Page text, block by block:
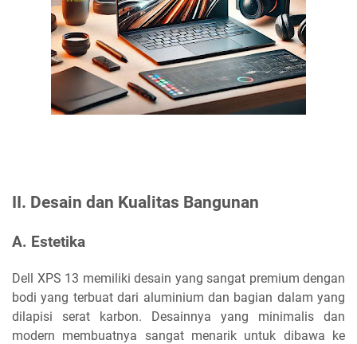
II. Desain dan Kualitas Bangunan
A. Estetika
Dell XPS 13 memiliki desain yang sangat premium dengan
bodi yang terbuat dari aluminium dan bagian dalam yang
dilapisi serat karbon. Desainnya yang minimalis dan
modern membuatnya sangat menarik untuk dibawa ke